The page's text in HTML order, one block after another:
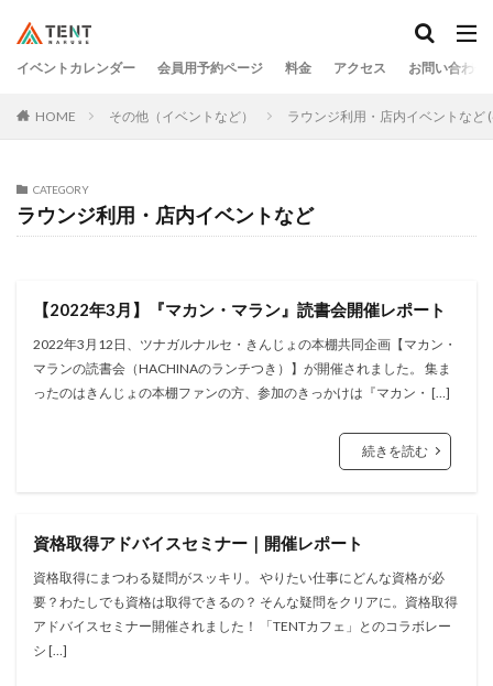
イベントカレンダー 会員用予約ページ 料金 アクセス お問い合わせ
HOME その他（イベントなど） ラウンジ利用・店内イベントなど
CATEGORY
ラウンジ利用・店内イベントなど
【2022年3月】『マカン・マラン』読書会開催レポート
2022年3月12日、ツナガルナルセ・きんじょの本棚共同企画【マカン・
マランの読書会（HACHINAのランチつき）】が開催されました。 集ま
ったのはきんじょの本棚ファンの方、参加のきっかけは『マカン・ […]
続きを読む
資格取得アドバイスセミナー｜開催レポート
資格取得にまつわる疑問がスッキリ。 やりたい仕事にどんな資格が必
要？わたしでも資格は取得できるの？ そんな疑問をクリアに。資格取得
アドバイスセミナー開催されました！ 「TENTカフェ」とのコラボレー
シ […]